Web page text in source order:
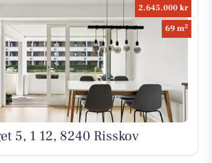
2.645.000 kr
69 m2
5, 1 12, 8240 Risskov